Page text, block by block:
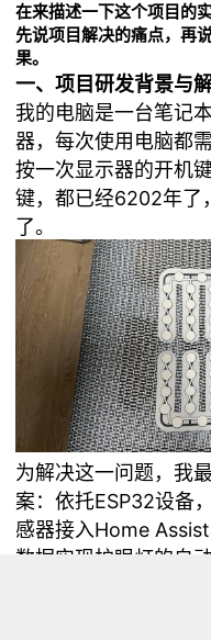
在来描述一下这个项目的实
先说项目解决的痛点，再
果。
一、项目研发背景与
我的电脑是一台笔记
器，每次使用电脑都
按一次显示器的开机
键，都已经6202年了
了。
为解决这一问题，我
案：依托ESP32设备
感器接入Home
数据实现护眼灯的自